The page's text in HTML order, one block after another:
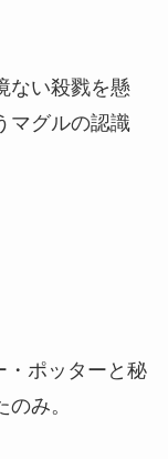
ない殺戮を懸
マグルの認識
・ポッターと秘
み。